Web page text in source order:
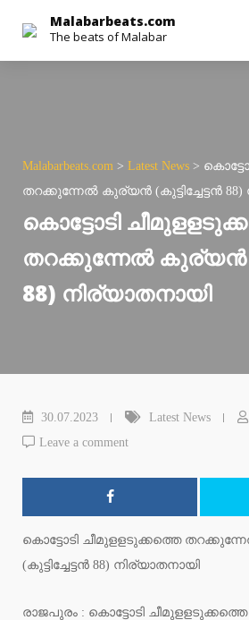
content
Malabarbeats.com
The beats of Malabar
Malabarbeats.com > Latest News >
തറക്കുന്നേൽ കുര്യൻ (കുട്ടിച്ചേട്ടൻ 88)
കൊട്ടോടി
തറക്കുന്നേൽ കുര്യൻ
88) നിര്യാതനായി
30.07.2023 Latest News
Leave a comment
കൊട്ടോടി ചീമുളളടുക്കത്തെ
(കുട്ടിച്ചേട്ടൻ 88) നിര്യാതനായി
രാജപുരം : കൊട്ടോടി